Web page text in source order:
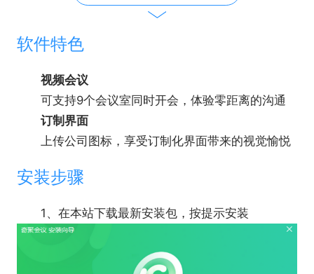
软件特色
视频会议
可支持9个会议室同时开会，体验零距离的沟通
订制界面
上传公司图标，享受订制化界面带来的视觉愉悦
安装步骤
1、在本站下载最新安装包，按提示安装